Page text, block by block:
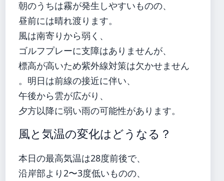
朝のうちは霧が発生しやすいものの、
昼前には晴れ渡ります。
風は南寄りから弱く、
ゴルフプレーに支障はありませんが、
標高が高いため紫外線対策は欠かせません
。明日は前線の接近に伴い、
午後から雲が広がり、
夕方以降に弱い雨の可能性があります。
風と気温の変化はどうなる？
本日の最高気温は28度前後で、
沿岸部より2〜3度低いものの、